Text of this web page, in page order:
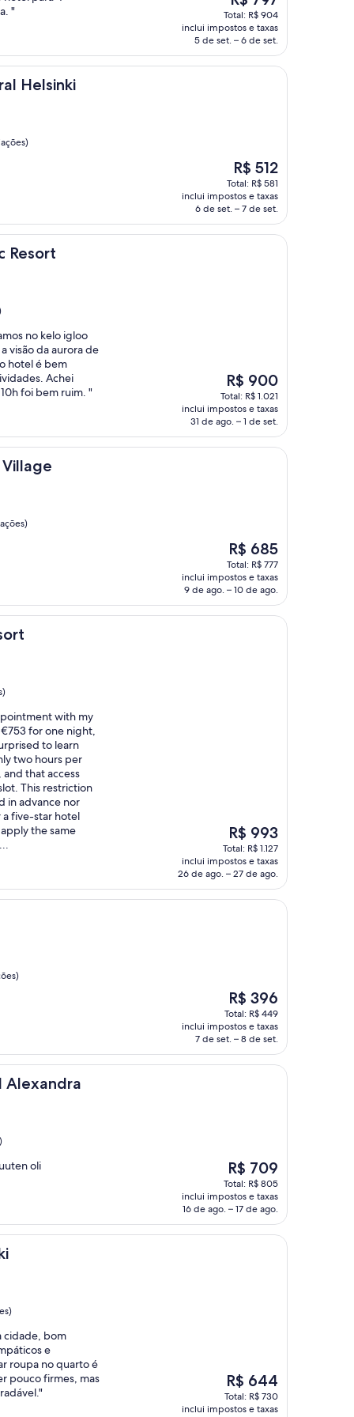
"
preço
é
de
R$ 797
Total: R$ 904
inclui impostos e taxas
5 de set. – 6 de set.
Helsinki
O
preço
é
de
R$ 512
R$ 512
Total: R$ 581
inclui impostos e taxas
6 de set. – 7 de set.
Resort
no kelo igloo
visão da aurora de
hotel é bem
Achei
foi bem ruim. "
O
preço
é
de
R$ 900
R$ 900
Total: R$ 1.021
inclui impostos e taxas
31 de ago. – 1 de set.
O
preço
é
de
R$ 685
R$ 685
Total: R$ 777
inclui impostos e taxas
9 de ago. – 10 de ago.
with my
for one night,
to learn
two hours per
and that access
This restriction
in advance nor
five-star hotel
the same
O
preço
é
de
R$ 993
R$ 993
Total: R$ 1.127
inclui impostos e taxas
26 de ago. – 27 de ago.
O
preço
é
de
R$ 396
R$ 396
Total: R$ 449
inclui impostos e taxas
7 de set. – 8 de set.
Alexandra
oli
O
preço
é
de
R$ 709
R$ 709
Total: R$ 805
inclui impostos e taxas
16 de ago. – 17 de ago.
cidade, bom
e
roupa no quarto é
pouco firmes, mas
O
preço
é
R$ 644
Total: R$ 730
inclui impostos e taxas